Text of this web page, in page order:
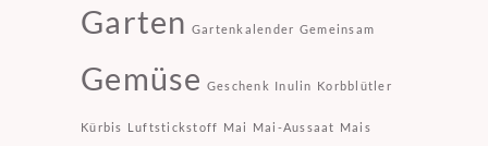
Garten Gartenkalender Gemeinsam
Gemüse Geschenk Inulin Korbblütler
Kürbis Luftstickstoff Mai Mai-Aussaat Mais